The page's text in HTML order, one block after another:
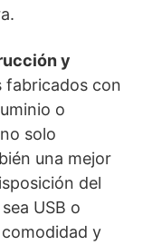
y
fabricados con
o
solo
una mejor
del
USB o
y